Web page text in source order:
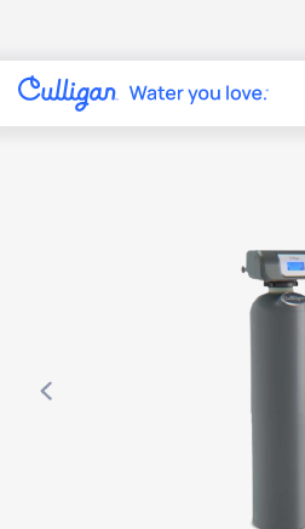
Use arrow keys to navigate